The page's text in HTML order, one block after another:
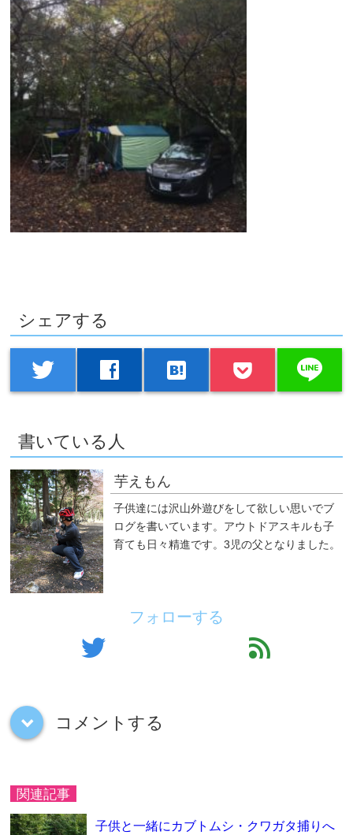
シェアする
twitter facebook hatenabookmark line
書いている人
芋えもん
子供達には沢山外遊びをして欲しい思いでブ
ログを書いています。アウトドアスキルも子
育ても日々精進です。3児の父となりました。
フォローする
twitter feed
down コメントする
関連記事
子供と一緒にカブトムシ・クワガタ捕りへ